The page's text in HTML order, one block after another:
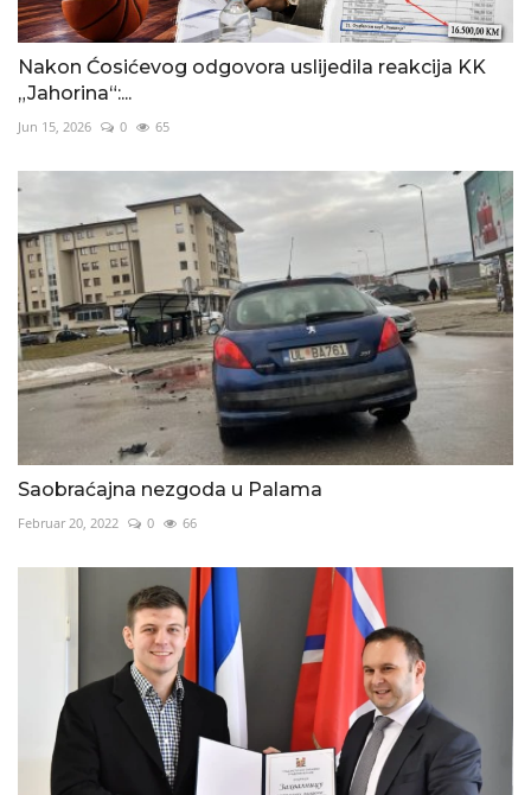
Nakon Ćosićevog odgovora uslijedila reakcija KK
„Jahorina“:...
Jun 15, 2026 0 65
Saobraćajna nezgoda u Palama
Februar 20, 2022 0 66